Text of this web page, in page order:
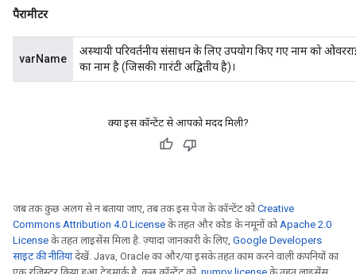
पैरामीटर
varName
अस्थायी परिवर्तनीय संसाधन के लिए उपयोग किए गए नाम को
का नाम है (जिसकी गारंटी अद्वितीय है)।
क्या इस कॉन्टेंट से आपको मदद मिली?
जब तक कुछ अलग से न बताया जाए, तब तक इस पेज के कॉन्टेंट कोCreative
Commons Attribution 4.0 License के तहत और कोड के नमूनों कोApache 2.0
License के तहत लाइसेंस मिला है. ज़्यादा जानकारी के लिए, Google Developers
साइट की नीतियांदेखें. Java, Oracle का और/या इसके तहत काम करने वाली कंपनियों का